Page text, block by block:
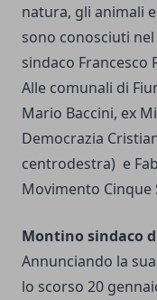
natura, gli animali
sono conosciuti
sindaco Francesco
Alle comunali di
Mario Baccini, ex
Democrazia
centrodestra) e
Movimento Cinque
Montino sindaco
Annunciando la
lo scorso 20